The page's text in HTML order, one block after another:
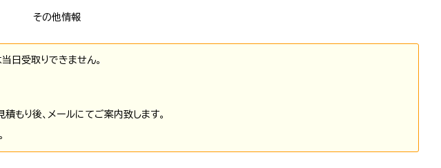
その他情報
日受取りできません。
もり後、メールにてご案内致します。